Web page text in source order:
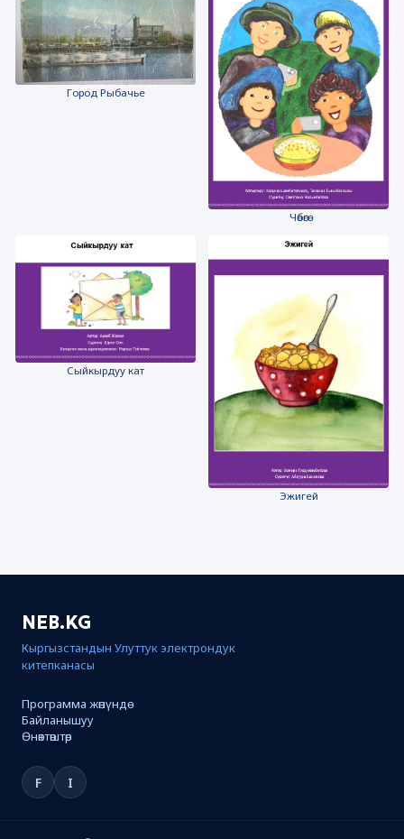
Город Рыбачье
Чөбөгө
Сыйкырдуу кат
Эжигей
NEB.KG
Кыргызстандын Улуттук электрондук
китепканасы
Программа жөнүндө
Байланышуу
Өнөктөштөр
F I